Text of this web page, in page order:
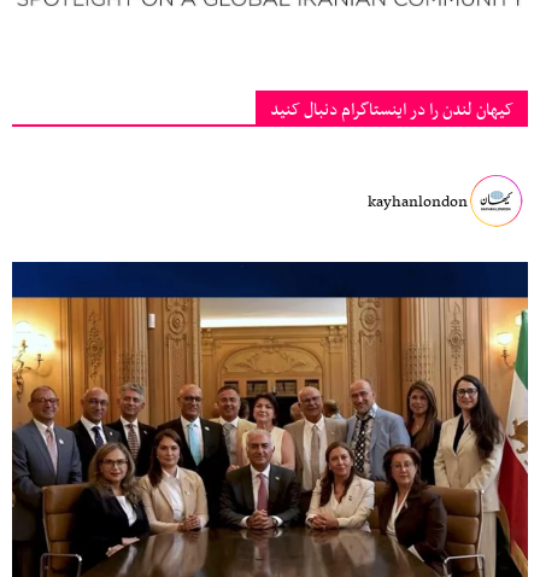
کیهان لندن را در اینستاگرام دنبال کنید
kayhanlondon